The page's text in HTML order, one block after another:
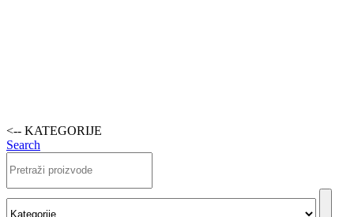
<-- KATEGORIJE
Search